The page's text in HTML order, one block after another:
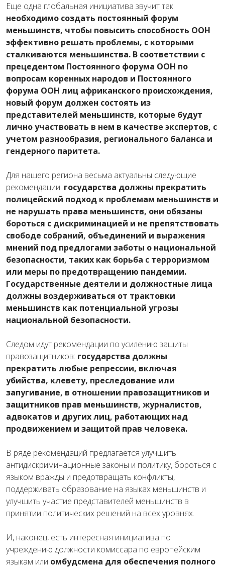
Еще одна глобальная инициатива звучит так:
необходимо создать постоянный форум
меньшинств, чтобы повысить способность ООН
эффективно решать проблемы, с которыми
сталкиваются меньшинства. В соответствии с
прецедентом Постоянного форума ООН по
вопросам коренных народов и Постоянного
форума ООН лиц африканского происхождения,
новый форум должен состоять из
представителей меньшинств, которые будут
лично участвовать в нем в качестве экспертов, с
учетом разнообразия, регионального баланса и
гендерного паритета.
Для нашего региона весьма актуальны следующие
рекомендации: государства должны прекратить
полицейский подход к проблемам меньшинств и
не нарушать права меньшинств, они обязаны
бороться с дискриминацией и не препятствовать
свободе собраний, объединений и выражения
мнений под предлогами заботы о национальной
безопасности, таких как борьба с терроризмом
или меры по предотвращению пандемии.
Государственные деятели и должностные лица
должны воздерживаться от трактовки
меньшинств как потенциальной угрозы
национальной безопасности.
Следом идут рекомендации по усилению защиты
правозащитников: государства должны
прекратить любые репрессии, включая
убийства, клевету, преследование или
запугивание, в отношении правозащитников и
защитников прав меньшинств, журналистов,
адвокатов и других лиц, работающих над
продвижением и защитой прав человека.
В ряде рекомендаций предлагается улучшить
антидискриминационные законы и политику, бороться с
языком вражды и предотвращать конфликты,
поддерживать образование на языках меньшинств и
улучшить участие представителей меньшинств в
принятии политических решений на всех уровнях.
И, наконец, есть интересная инициатива по
учреждению должности комиссара по европейским
языкам или омбудсмена для обеспечения полного